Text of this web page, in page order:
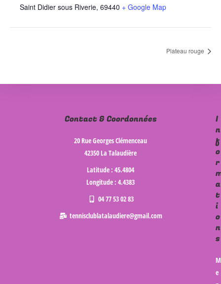
Saint Didier sous Riverie, 69440 + Google Map
Plateau rouge
20 Rue Georges Clémenceau
42350 La Talaudière
Latitude : 45.4804
Longitude : 4.4383
04 77 53 02 83
tennisclublatalaudiere@gmail.com
Contact & Coordonnées
I
n
f
o
r
a
t
i
o
n
s
M
e